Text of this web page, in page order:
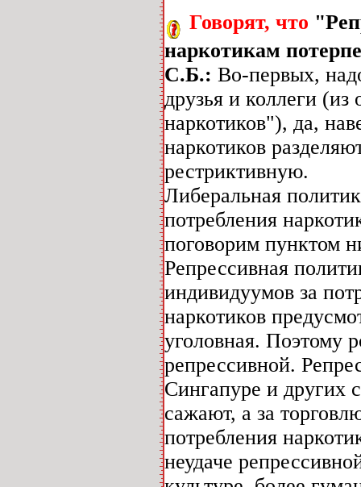
Говорят, что
наркотикам
С.Б.: Во-первых,
друзья и коллеги
наркотиков"), да,
наркотиков
рестриктивную.
Либеральная
потребления
поговорим пунктом
Репрессивная
индивидуумов за
наркотиков
уголовная. Поэтому
репрессивной.
Сингапуре и других
сажают, а за
потребления
неудаче